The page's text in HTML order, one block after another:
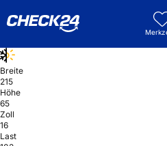
Breite
215
Höhe
65
Zoll
16
Last